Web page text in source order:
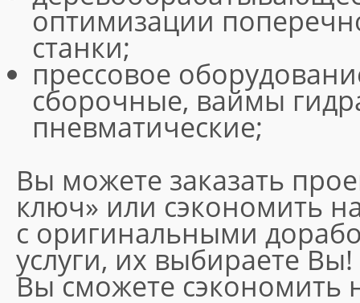
оптимизации
станки;
прессовое
сборочные, ваймы
пневматические;
Вы можете заказать
ключ» или сэкономить
с оригинальными
услуги, их выбираете Вы!
Вы сможете сэкономить